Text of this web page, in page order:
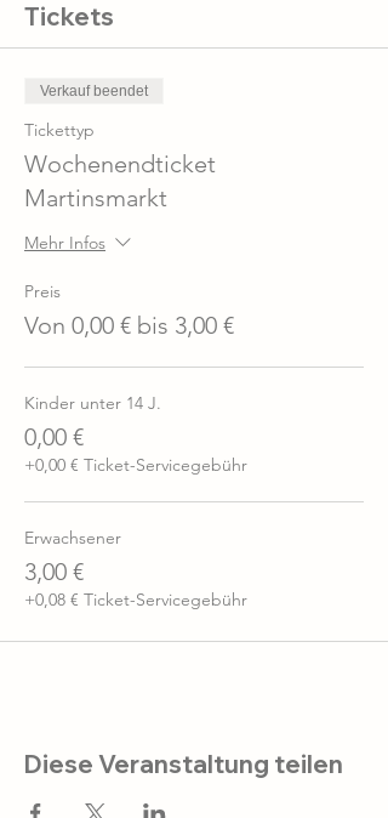
Tickets
Verkauf beendet
Tickettyp
Wochenendticket
Martinsmarkt
Mehr Infos
Preis
Von 0,00 € bis 3,00 €
Kinder unter 14 J.
0,00 €
+0,00 € Ticket-Servicegebühr
Erwachsener
3,00 €
+0,08 € Ticket-Servicegebühr
Diese Veranstaltung teilen